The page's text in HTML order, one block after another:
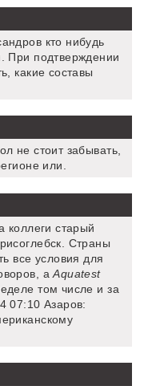
кто нибудь
При подтверждении
какие составы
не стоит забывать,
или.
коллеги старый
Страны
все условия для
аAquatest
том числе и за
07:10 Азаров: